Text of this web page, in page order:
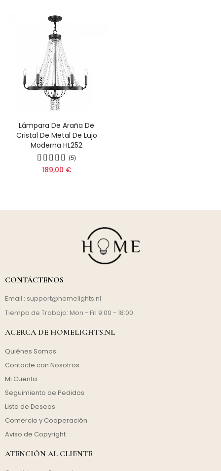
Lámpara De Araña De
Cristal De Metal De Lujo
Moderna HL252
(5)
189,00 €
CONTÁCTENOS
Email : support@homelights.nl
Tiempo de Trabajo: Mon - Fri 9:00 - 18:00
ACERCA DE HOMELIGHTS.NL
Quiénes Somos
Contacte con Nosotros
Mi Cuenta
Seguimiento de Pedidos
Lista de Deseos
Comercio y Cooperación
Aviso de Copyright
ATENCIÓN AL CLIENTE